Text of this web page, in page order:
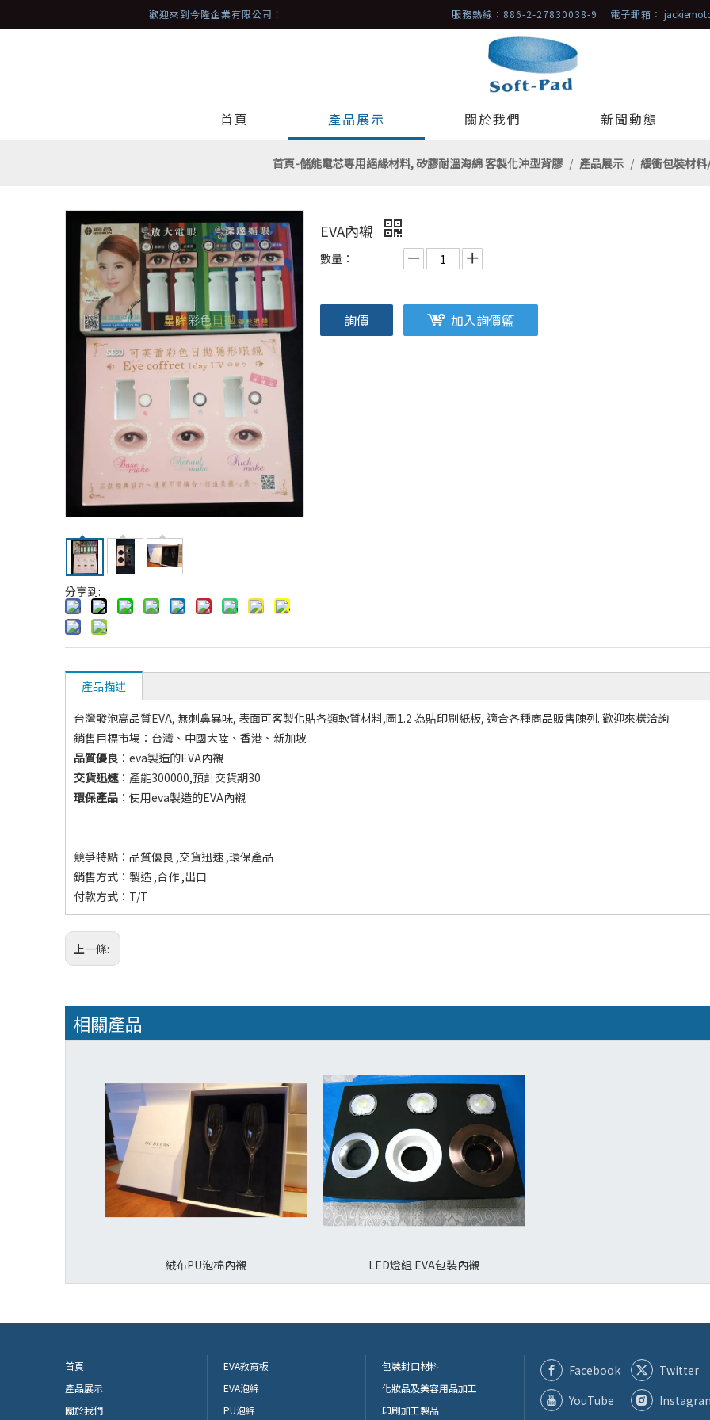
歡迎來到今隆企業有限公司！ 服務熱線：886-2-27830038-9 電子郵箱：
首頁 產品展示 關於我們 新聞動態
首頁-儲能電芯專用絕緣材料, 矽膠耐溫海綿 客製化沖型背膠 / 產品展示 / 緩衝包裝材
分享到:
EVA內襯
數量：
詢價 加入詢價籃
產品描述
台灣發泡高品質EVA, 無刺鼻異味, 表面可客製化貼各類軟質材料,圖1.2 為貼印刷紙板, 適合各種商品販售陳列. 歡迎來樣洽詢.
銷售目標市場：台灣、中國大陸、香港、新加坡
品質優良 ：eva製造的EVA內襯
交貨迅速：產能300000,預計交貨期30
環保產品 ：使用eva製造的EVA內襯
競爭特點：品質優良 ,交貨迅速 ,環保產品
銷售方式：製造 ,合作 ,出口
付款方式：T/T
上一條:
相關產品
絨布PU泡棉內襯 LED燈組 EVA包裝內襯
首頁
產品展示
關於我們
EVA教育板
EVA泡綿
PU泡綿
包裝封口材料
化妝品及美容用品加工
印刷加工製品
Facebook
Twitter
YouTube